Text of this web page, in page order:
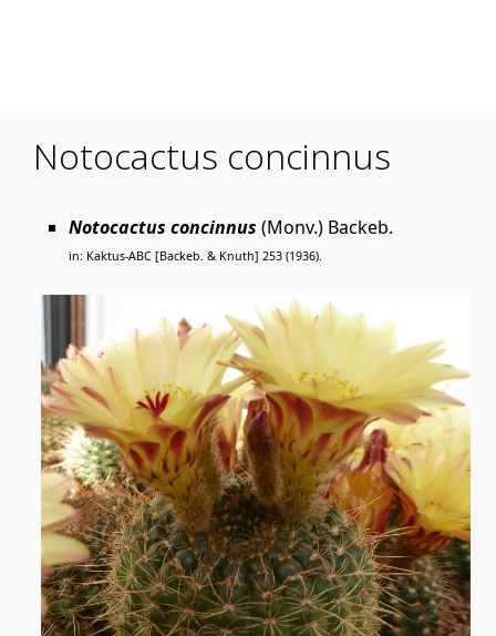
Notocactus concinnus
Notocactus concinnus (Monv.) Backeb.
in: Kaktus-ABC [Backeb. & Knuth] 253 (1936).